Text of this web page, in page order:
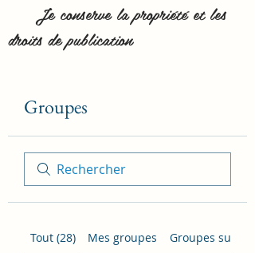
Je conserve la propriété et les
droits de publication
Groupes
Tout (28) Mes groupes Groupes